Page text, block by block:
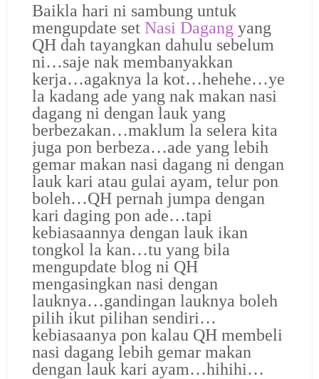
Baikla hari ni sambung untuk
mengupdate set Nasi Dagang yang
QH dah tayangkan dahulu sebelum
ni…saje nak membanyakkan
kerja…agaknya la kot…hehehe…ye
la kadang ade yang nak makan nasi
dagang ni dengan lauk yang
berbezakan…maklum la selera kita
juga pon berbeza…ade yang lebih
gemar makan nasi dagang ni dengan
lauk kari atau gulai ayam, telur pon
boleh…QH pernah jumpa dengan
kari daging pon ade…tapi
kebiasaannya dengan lauk ikan
tongkol la kan…tu yang bila
mengupdate blog ni QH
mengasingkan nasi dengan
lauknya…gandingan lauknya boleh
pilih ikut pilihan sendiri…
kebiasaanya pon kalau QH membeli
nasi dagang lebih gemar makan
dengan lauk kari ayam…hihihi…